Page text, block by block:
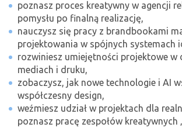
poznasz proces kreatywny w agencji
pomysłu po finalną realizację,
nauczysz się pracy z brandbookami
projektowania w spójnych systemach
rozwiniesz umiejętności projektowe w
mediach i druku,
zobaczysz, jak nowe technologie i AI
współczesny design,
weźmiesz udział w projektach dla
poznasz pracę zespołów kreatywnych